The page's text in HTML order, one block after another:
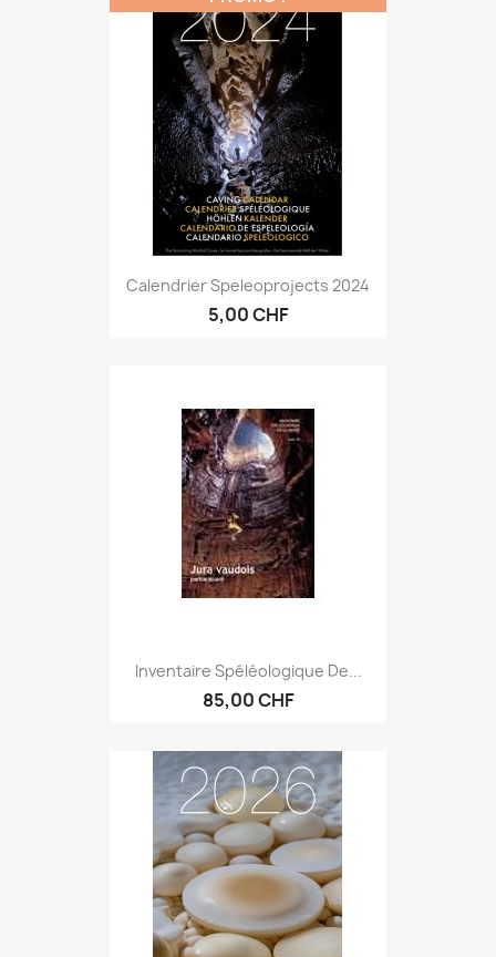
Calendrier Speleoprojects 2024
5,00 CHF
Inventaire Spéléologique De...
85,00 CHF